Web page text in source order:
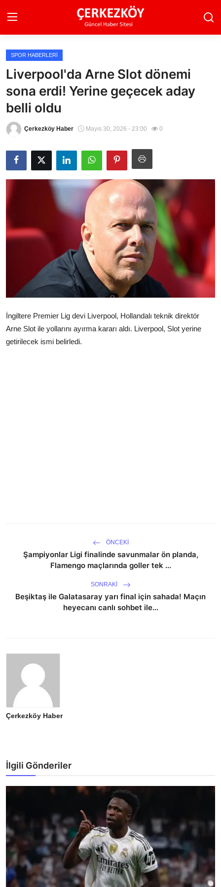
Ana Sayfa
Son Dakika
Ekonomi Haberleri
Magazin Haberleri
Spor Haberleri
Teknoloji Haberleri
Dünya Haberleri
Çerkezköy
SPOR HABERLERI
Liverpool'da Arne Slot dönemi
sona erdi! Yerine geçecek aday
belli oldu
Çerkezköy Haber Mayıs 30, 2026 - 23:00 0
İngiltere Premier Lig devi Liverpool, Hollandalı teknik direktör
Arne Slot ile yollarını ayırma kararı aldı. Liverpool, Slot yerine
getirilecek ismi belirledi.
ÖNCEKI
Şampiyonlar Ligi finalinde savunmalar ön planda,
Flamengo maçlarında goller tek ...
SONRAKI
Beşiktaş ile Galatasaray yarı final için sahada! Maçın
heyecanı canlı sohbet ile...
Çerkezköy Haber
İlgili Gönderiler